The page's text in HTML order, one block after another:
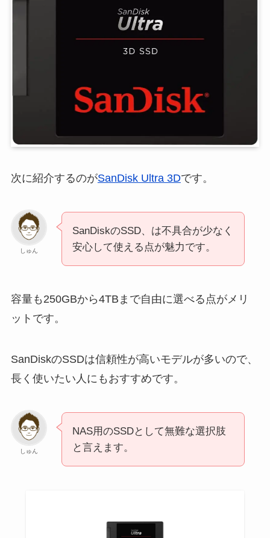
次に紹介するのがSanDisk Ultra 3Dです。
しゅん
SanDiskのSSD、は不具合が少なく
安心して使える点が魅力です。
容量も250GBから4TBまで自由に選べる点がメリ
ットです。
SanDiskのSSDは信頼性が高いモデルが多いので、
長く使いたい人にもおすすめです。
しゅん
NAS用のSSDとして無難な選択肢
と言えます。